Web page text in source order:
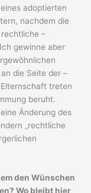
adoptierten
nachdem die
–
gewinne aber
die Seite der –
treten
beruht.
Änderung des
„rechtliche
den Wünschen
Wo bleibt hier